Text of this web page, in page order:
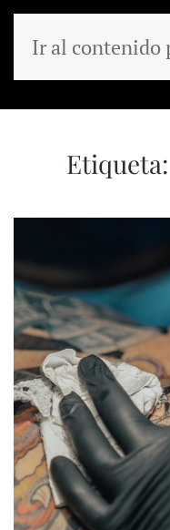
Ir al contenido
Etiqueta: